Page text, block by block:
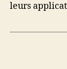
leurs